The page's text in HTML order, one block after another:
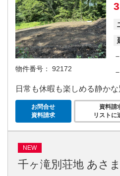
物件番号： 92172
－
－
日常も休暇も楽しめる静か
お問合せ
資料請求
資料請
リストに
千ヶ滝別荘地 あさ
NEW